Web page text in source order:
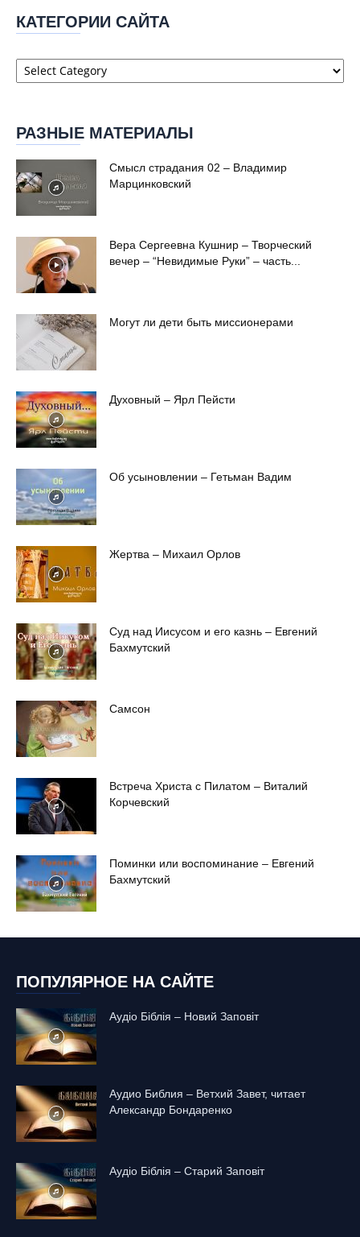
КАТЕГОРИИ САЙТА
Категории
сайта
РАЗНЫЕ МАТЕРИАЛЫ
Смысл страдания 02 – Владимир
Марцинковский
Вера Сергеевна Кушнир – Творческий
вечер – “Невидимые Руки” – часть...
Могут ли дети быть миссионерами
Духовный – Ярл Пейсти
Об усыновлении – Гетьман Вадим
Жертва – Михаил Орлов
Суд над Иисусом и его казнь – Евгений
Бахмутский
Самсон
Встреча Христа с Пилатом – Виталий
Корчевский
Поминки или воспоминание – Евгений
Бахмутский
ПОПУЛЯРНОЕ НА САЙТЕ
Аудіо Біблія – Новий Заповіт
Аудио Библия – Ветхий Завет, читает
Александр Бондаренко
Аудіо Біблія – Старий Заповіт